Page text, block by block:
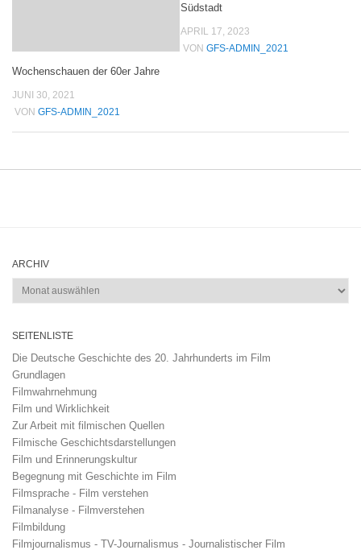
Wochenschauen der 60er Jahre
JUNI 30, 2021
VON GFS-ADMIN_2021
Südstadt
APRIL 17, 2023
VON GFS-ADMIN_2021
ARCHIV
Archiv
SEITENLISTE
Die Deutsche Geschichte des 20. Jahrhunderts im Film
Grundlagen
Filmwahrnehmung
Film und Wirklichkeit
Zur Arbeit mit filmischen Quellen
Filmische Geschichtsdarstellungen
Film und Erinnerungskultur
Begegnung mit Geschichte im Film
Filmsprache - Film verstehen
Filmanalyse - Filmverstehen
Filmbildung
Filmjournalismus - TV-Journalismus - Journalistischer Film